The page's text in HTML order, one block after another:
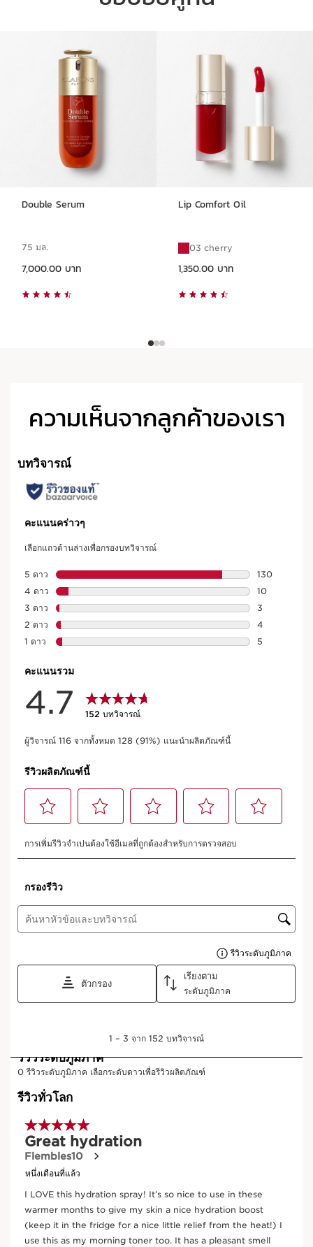
ข้ามไปยังเนื้อหา
Double Serum
75 มล.
7,000.00 บาท
Lip Comfort Oil
03 cherry
1,350.00 บาท
ความเห็นจากลูกค้าของเรา